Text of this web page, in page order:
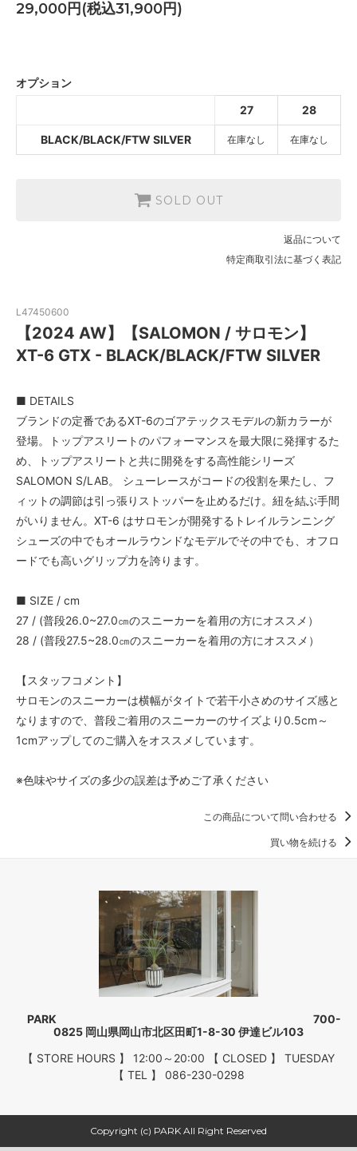
29,000円(税込31,900円)
BLACK/BLACK/FTW SILVER
SOLD OUT
オプション
27
28
BLACK/BLACK/FTW SILVER 在庫なし 在庫なし
SOLD OUT
返品について
特定商取引法に基づく表記
L47450600
【2024 AW】【SALOMON / サロモン】
XT-6 GTX - BLACK/BLACK/FTW SILVER
■ DETAILS
ブランドの定番であるXT-6のゴアテックスモデルの新カラーが
登場。トップアスリートのパフォーマンスを最大限に発揮するた
め、トップアスリートと共に開発をする高性能シリーズ
SALOMON S/LAB。 シューレースがコードの役割を果たし、フ
ィットの調節は引っ張りストッパーを止めるだけ。紐を結ぶ手間
がいりません。XT-6 はサロモンが開発するトレイルランニング
シューズの中でもオールラウンドなモデルでその中でも、オフロ
ードでも高いグリップ力を誇ります。
■ SIZE / cm
27 / (普段26.0~27.0㎝のスニーカーを着用の方にオススメ）
28 / (普段27.5~28.0㎝のスニーカーを着用の方にオススメ）
【スタッフコメント】
サロモンのスニーカーは横幅がタイトで若干小さめのサイズ感と
なりますので、普段ご着用のスニーカーのサイズより0.5cm～
1cmアップしてのご購入をオススメしています。
※色味やサイズの多少の誤差は予めご了承ください
この商品について問い合わせる
買い物を続ける
PARK 700-
0825 岡山県岡山市北区田町1-8-30 伊達ビル103
【 STORE HOURS 】 12:00～20:00 【 CLOSED 】 TUESDAY
【 TEL 】 086-230-0298
Copyright (c) PARK All Right Reserved